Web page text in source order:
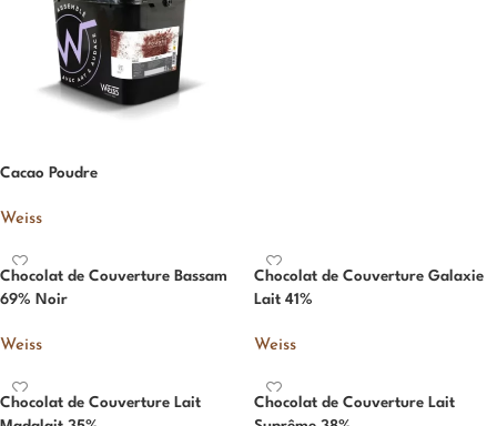
Cacao Poudre
Weiss
Chocolat de Couverture Bassam
69% Noir
Weiss
Chocolat de Couverture Galaxie
Lait 41%
Weiss
Chocolat de Couverture Lait
Chocolat de Couverture Lait